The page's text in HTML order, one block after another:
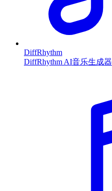
DiffRhythm
DiffRhythm AI音乐生成器